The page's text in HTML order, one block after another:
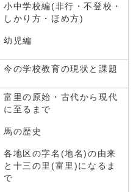
小中学校編(非行・不登校・
しかり方・ほめ方)
幼児編
今の学校教育の現状と課題
富里の原始・古代から現代
に至るまで
馬の歴史
各地区の字名(地名)の由来
と十三の里(富里)になるま
で